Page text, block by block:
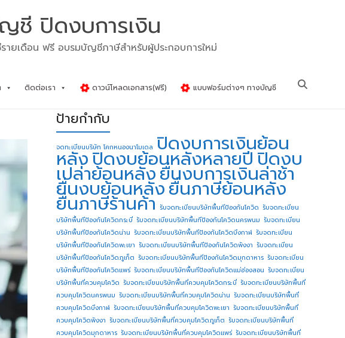
ชี ปิดงบการเงิน
ยเดือน ฟรี อบรมบัญชีภาษีสำหรับผู้ประกอบการใหม่
ติดต่อเรา ดาวน์โหลดเอกสาร(ฟรี) แบบฟอร์มต่างๆ ทางบัญชี
ป้ายกำกับ
จดทะเบียนบริษัท โคกหนองนาโมเดล ปิดงบการเงินย้อน
หลังปิดงบย้อนหลังหลายปี ปิดงบ
เปล่าย้อนหลังยื่นงบการเงินล่าช้า
ยื่นงบย้อนหลังยื่นภาษีย้อนหลัง
ยื่นภาษีร้านค้า รับจดทะเบียนบริษัทพื้นทีป้องกันโควิด รับจดทะเบียน
บริษัทพื้นทีป้องกันโควิดกระบี่ รับจดทะเบียนบริษัทพื้นทีป้องกันโควิดนครพนม รับจดทะเบียน
บริษัทพื้นทีป้องกันโควิดน่าน รับจดทะเบียนบริษัทพื้นทีป้องกันโควิดบึงกาฬ รับจดทะเบียน
บริษัทพื้นทีป้องกันโควิดพะเยา รับจดทะเบียนบริษัทพื้นทีป้องกันโควิดพังงา รับจดทะเบียน
บริษัทพื้นทีป้องกันโควิดภูเก็ต รับจดทะเบียนบริษัทพื้นทีป้องกันโควิดมุกดาหาร รับจดทะเบียน
บริษัทพื้นทีป้องกันโควิดแพร่ รับจดทะเบียนบริษัทพื้นทีป้องกันโควิดแม่ฮ่องสอน รับจดทะเบียน
บริษัทพื้นที่ควบคุมโควิด รับจดทะเบียนบริษัทพื้นที่ควบคุมโควิดกระบี่ รับจดทะเบียนบริษัทพื้นที่
ควบคุมโควิดนครพนม รับจดทะเบียนบริษัทพื้นที่ควบคุมโควิดน่าน รับจดทะเบียนบริษัทพื้นที่
ควบคุมโควิดบึงกาฬ รับจดทะเบียนบริษัทพื้นที่ควบคุมโควิดพะเยา รับจดทะเบียนบริษัทพื้นที่
ควบคุมโควิดพังงา รับจดทะเบียนบริษัทพื้นที่ควบคุมโควิดภูเก็ต รับจดทะเบียนบริษัทพื้นที่
ควบคุมโควิดมุกดาหาร รับจดทะเบียนบริษัทพื้นที่ควบคุมโควิดแพร่ รับจดทะเบียนบริษัทพื้นที่